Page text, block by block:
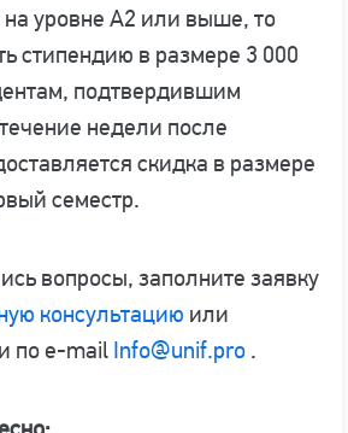
уровне A2 или выше, то
стипендию в размере 3 000
подтвердившим
недели после
скидка в размере
семестр.
вопросы, заполните заявку
консультацию или
по e-mail Info@unif.pro .